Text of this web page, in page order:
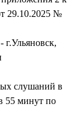
29.10.2025 №
слушаний в
55 минут по